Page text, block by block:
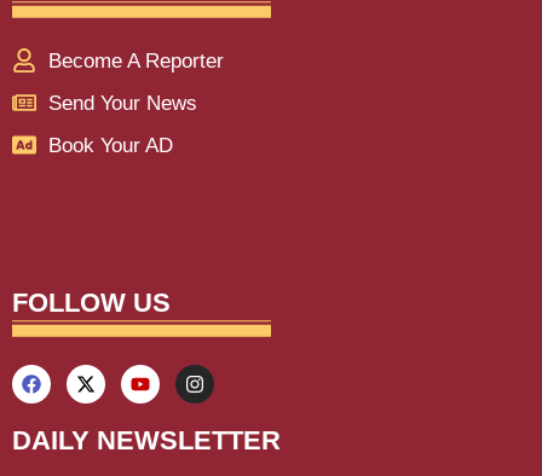
Become A Reporter
Send Your News
Book Your AD
FOLLOW US
DAILY NEWSLETTER